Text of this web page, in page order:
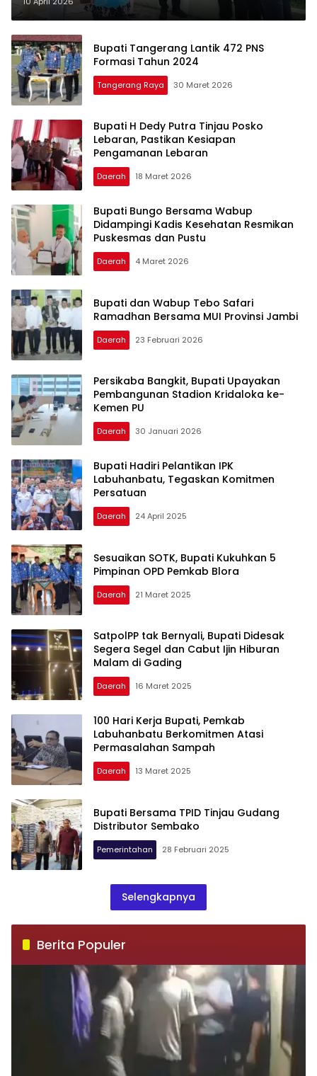
Bupati Tangerang Lantik 472 PNS
Formasi Tahun 2024
Tangerang Raya 30 Maret 2026
Bupati H Dedy Putra Tinjau Posko
Lebaran, Pastikan Kesiapan
Pengamanan Lebaran
Daerah 18 Maret 2026
Bupati Bungo Bersama Wabup
Didampingi Kadis Kesehatan Resmikan
Puskesmas dan Pustu
Daerah 4 Maret 2026
Bupati dan Wabup Tebo Safari
Ramadhan Bersama MUI Provinsi Jambi
Daerah 23 Februari 2026
Persikaba Bangkit, Bupati Upayakan
Pembangunan Stadion Kridaloka ke-
Kemen PU
Daerah 30 Januari 2026
Bupati Hadiri Pelantikan IPK
Labuhanbatu, Tegaskan Komitmen
Persatuan
Daerah 24 April 2025
Sesuaikan SOTK, Bupati Kukuhkan 5
Pimpinan OPD Pemkab Blora
Daerah 21 Maret 2025
SatpolPP tak Bernyali, Bupati Didesak
Segera Segel dan Cabut Ijin Hiburan
Malam di Gading
Daerah 16 Maret 2025
100 Hari Kerja Bupati, Pemkab
Labuhanbatu Berkomitmen Atasi
Permasalahan Sampah
Daerah 13 Maret 2025
Bupati Bersama TPID Tinjau Gudang
Distributor Sembako
Pemerintahan 28 Februari 2025
Selengkapnya
Berita Populer